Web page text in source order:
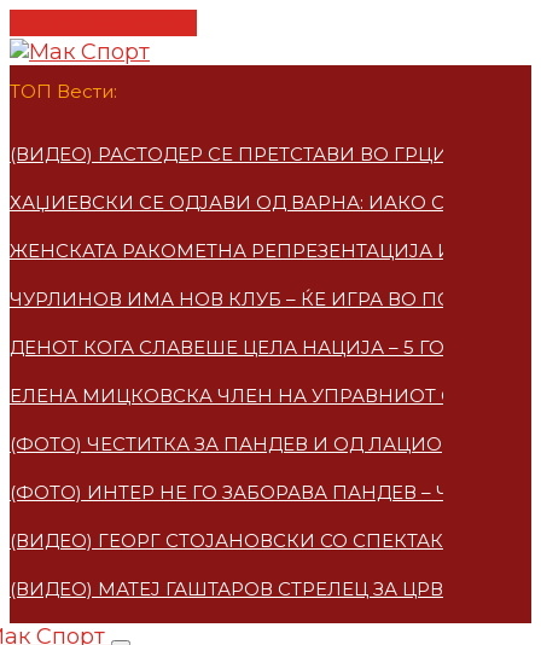
ТОП Вести:
(ВИДЕО) РАСТОДЕР СЕ ПРЕТСТАВИ ВО ГРЦИЈА –
ХАЏИЕВСКИ СЕ ОДЈАВИ ОД ВАРНА: ИАКО СУМ
ЖЕНСКАТА РАКОМЕТНА РЕПРЕЗЕНТАЦИЈА ИМАА
ЧУРЛИНОВ ИМА НОВ КЛУБ – ЌЕ ИГРА ВО ПОЛСКА
ДЕНОТ КОГА СЛАВЕШЕ ЦЕЛА НАЦИЈА – 5 ГОДИНИ
ЕЛЕНА МИЦКОВСКA ЧЛЕН НА УПРАВНИОТ ОДБОР
(ФОТО) ЧЕСТИТКА ЗА ПАНДЕВ И ОД ЛАЦИО
(ФОТО) ИНТЕР НЕ ГО ЗАБОРАВА ПАНДЕВ –
(ВИДЕО) ГЕОРГ СТОЈАНОВСКИ СО СПЕКТАКУЛАРЕН
(ВИДЕО) МАТЕЈ ГАШТАРОВ СТРЕЛЕЦ ЗА ЦРВЕНА